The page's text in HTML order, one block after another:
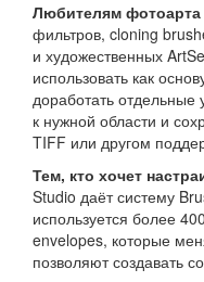
Любителям фотоарта
фильтров, cloning
и художественных
использовать как
доработать отдельные
к нужной области и
TIFF или другом
Тем, кто хочет
Studio даёт систему
используется более
envelopes, которые
позволяют создавать